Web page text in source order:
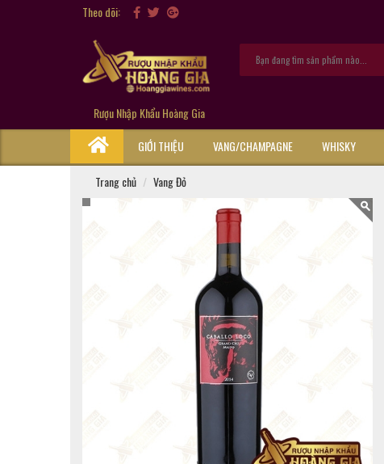
Theo dõi:
Rượu Nhập Khẩu Hoàng Gia
GIỚI THIỆU VANG/CHAMPAGNE WHISKY
Trang chủ Vang Đỏ